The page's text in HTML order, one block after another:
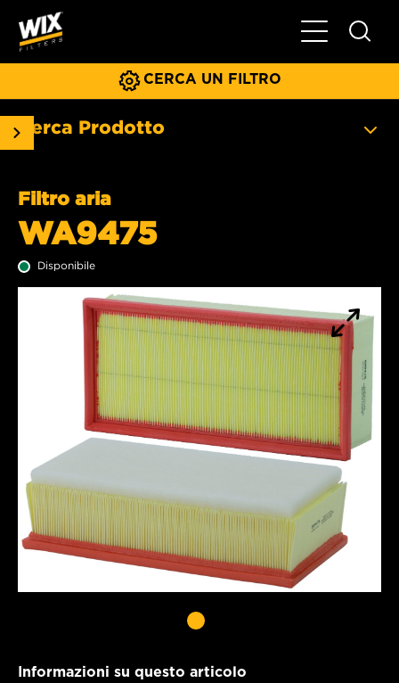
Menu
CERCA UN FILTRO
Cerca Prodotto
Filtro aria
WA9475
Disponibile
Informazioni su questo articolo